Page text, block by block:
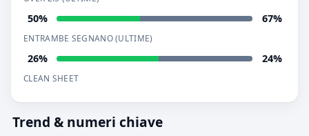
50% 67%
ENTRAMBE SEGNANO (ULTIME)
26% 24%
CLEAN SHEET
Trend & numeri chiave